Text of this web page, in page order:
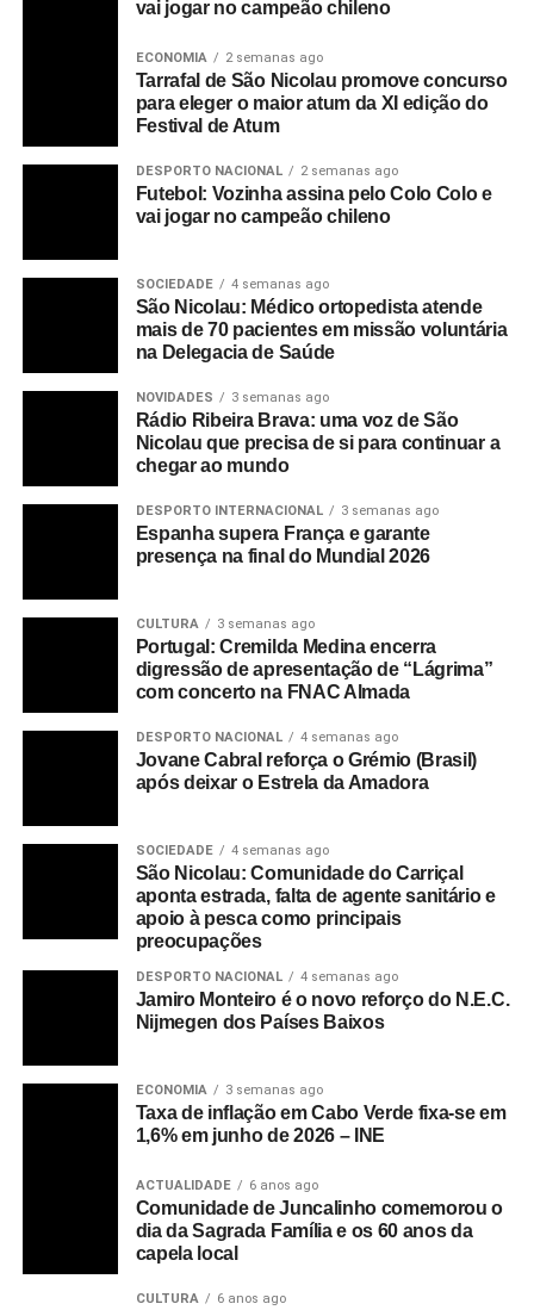
vai jogar no campeão chileno
ECONOMIA 2 semanas ago
Tarrafal de São Nicolau promove concurso
para eleger o maior atum da XI edição do
Festival de Atum
DESPORTO NACIONAL 2 semanas ago
Futebol: Vozinha assina pelo Colo Colo e
vai jogar no campeão chileno
SOCIEDADE 4 semanas ago
São Nicolau: Médico ortopedista atende
mais de 70 pacientes em missão voluntária
na Delegacia de Saúde
NOVIDADES 3 semanas ago
Rádio Ribeira Brava: uma voz de São
Nicolau que precisa de si para continuar a
chegar ao mundo
DESPORTO INTERNACIONAL 3 semanas ago
Espanha supera França e garante
presença na final do Mundial 2026
CULTURA 3 semanas ago
Portugal: Cremilda Medina encerra
digressão de apresentação de “Lágrima”
com concerto na FNAC Almada
DESPORTO NACIONAL 4 semanas ago
Jovane Cabral reforça o Grémio (Brasil)
após deixar o Estrela da Amadora
SOCIEDADE 4 semanas ago
São Nicolau: Comunidade do Carriçal
aponta estrada, falta de agente sanitário e
apoio à pesca como principais
preocupações
DESPORTO NACIONAL 4 semanas ago
Jamiro Monteiro é o novo reforço do N.E.C.
Nijmegen dos Países Baixos
ECONOMIA 3 semanas ago
Taxa de inflação em Cabo Verde fixa-se em
1,6% em junho de 2026 – INE
ACTUALIDADE 6 anos ago
Comunidade de Juncalinho comemorou o
dia da Sagrada Família e os 60 anos da
capela local
CULTURA 6 anos ago